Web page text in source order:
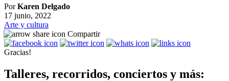
PorKaren Delgado
17 junio, 2022
Arte y cultura
Compartir
Gracias!
Talleres, recorridos, conciertos y más: